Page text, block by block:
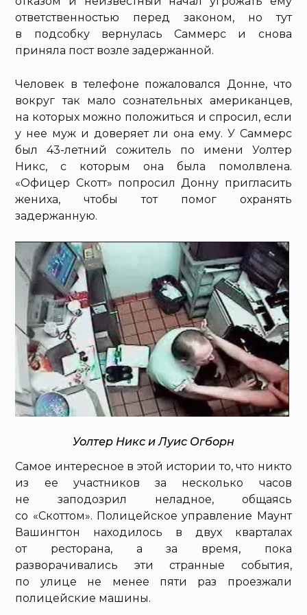
ответственностью перед законом, но тут
в подсобку вернулась Саммерс и снова
приняла пост возле задержанной.
Человек в телефоне пожаловался Донне, что
вокруг так мало сознательных американцев,
на которых можно положиться и спросил, если
у нее муж и доверяет ли она ему. У Саммерс
был 43-летний сожитель по имени Уолтер
Никс, с которым она была помолвлена.
«Офицер Скотт» попросил Донну пригласить
жениха, чтобы тот помог охранять
задержанную.
Уолтер Никс и Луис Огборн
Самое интересное в этой истории то, что никто
из ее участников за несколько часов
не заподозрил неладное, общаясь
со «Скоттом». Полицейское управление Маунт
Вашингтон находилось в двух кварталах
от ресторана, а за время, пока
разворачивались эти странные события,
по улице не менее пяти раз проезжали
полицейские машины.